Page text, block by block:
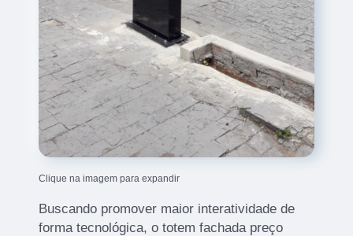
Clique na imagem para expandir
Buscando promover maior interatividade de
forma tecnológica, o totem fachada preço